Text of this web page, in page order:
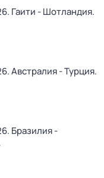
Гаити - Шотландия.
Австралия - Турция.
Бразилия -